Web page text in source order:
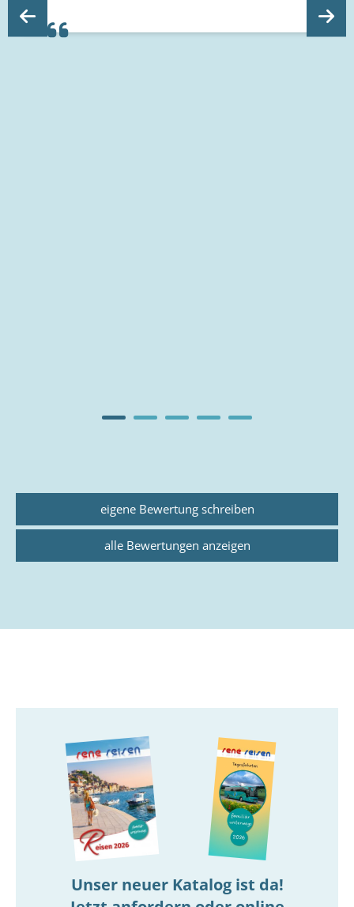
eigene Bewertung schreiben
alle Bewertungen anzeigen
Unser neuer Katalog ist da!